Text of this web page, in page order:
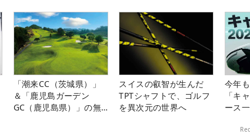
「潮来CC（茨城県）」
＆「鹿児島ガーデン
GC（鹿児島県）」の無
スイスの叡智が生んだ
TPTシャフトで、ゴルフ
を異次元の世界へ
今年
「キ
ース